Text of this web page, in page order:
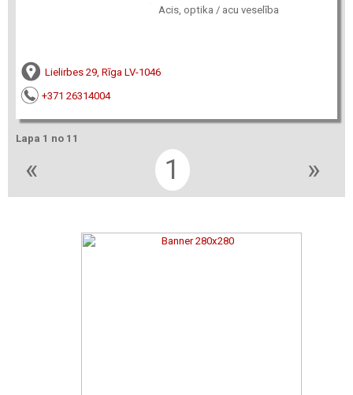
Acis, optika / acu veselība
Lielirbes 29, Rīga LV-1046
+371 26314004
Lapa 1 no 11
« 1 »